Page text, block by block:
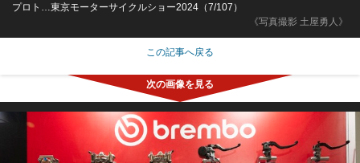
《写真撮影 土屋勇人》
プロト…東京モーターサイクルショー2024（7/107）
この記事へ戻る